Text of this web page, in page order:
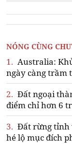
NÓNG CÙNG
1. Australia:
ngày càng trầm
2. Đất ngoại
điểm chỉ hơn 6
3. Đất rừng tỉnh
hé lộ mục đích